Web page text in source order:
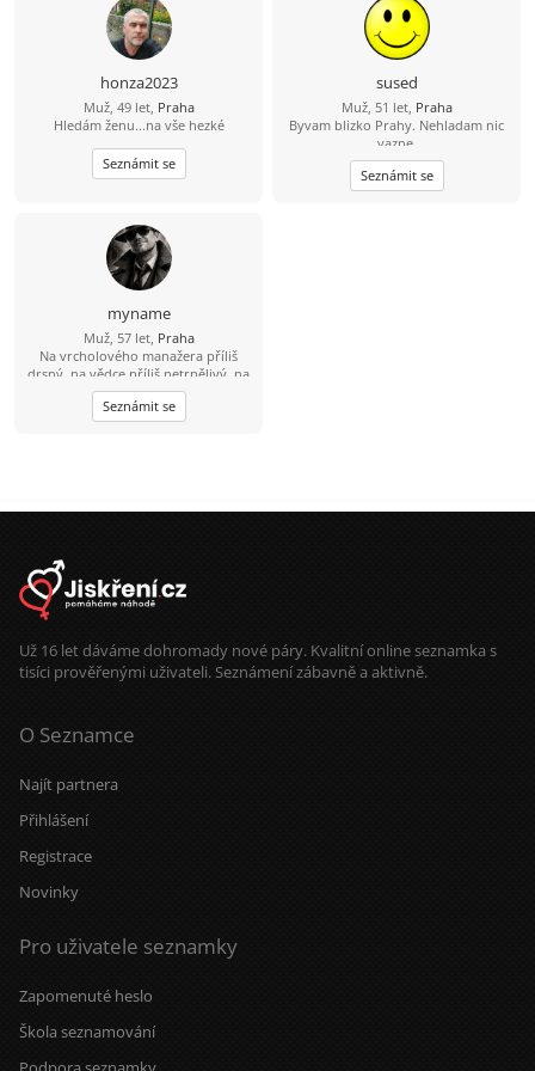
vážíte upřímnosti a trochy
spontánnosti, možná si budeme
rozumět! Uvidíme, kam nás tato
cesta zavede. ????
honza2023
Muž, 49 let, Praha
Hledám ženu...na vše hezké
Seznámit se
sused
Muž, 51 let, Praha
Byvam blizko Prahy. Nehladam nic
vazne.
Seznámit se
myname
Muž, 57 let, Praha
Na vrcholového manažera příliš
drsný, na vědce příliš netrpělivý, na
mafiána příliš opatrný, na
úspěšného investora příliš líný, na
lenocha příliš aktivní, na to abych
nebo taky ne. Blíženci nemusí. :-)
Seznámit se
Už 16 let dáváme dohromady nové páry. Kvalitní online seznamka s
tisíci prověřenými uživateli. Seznámení zábavně a aktivně.
O Seznamce
Najít partnera
Přihlášení
Registrace
Novinky
Pro uživatele seznamky
Zapomenuté heslo
Škola seznamování